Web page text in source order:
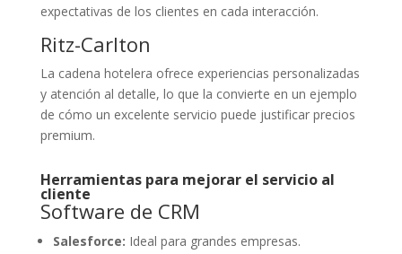
expectativas de los clientes en cada interacción.
Ritz-Carlton
La cadena hotelera ofrece experiencias personalizadas
y atención al detalle, lo que la convierte en un ejemplo
de cómo un excelente servicio puede justificar precios
premium.
Herramientas para mejorar el servicio al
cliente
Software de CRM
Salesforce: Ideal para grandes empresas.